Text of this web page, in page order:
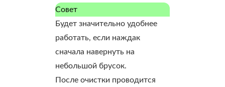
Совет
Будет значительно удобнее
работать, если наждак
сначала навернуть на
небольшой брусок.
После очистки проводится